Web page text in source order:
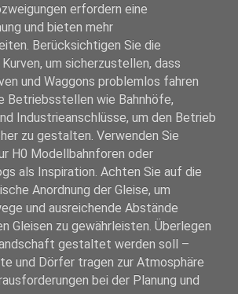
erfordern eine
und bieten mehr
Berücksichtigen Sie die
um sicherzustellen, dass
und Waggons problemlos fahren
Betriebsstellen wie Bahnhöfe,
Industrieanschlüsse, um den Betrieb
zu gestalten. Verwenden Sie
H0 Modellbahnforen oder
als Inspiration. Achten Sie auf die
Anordnung der Gleise, um
und ausreichende Abstände
Gleisen zu gewährleisten. Überlegen
gestaltet werden soll –
und Dörfer tragen zur Atmosphäre
bei der Planung und